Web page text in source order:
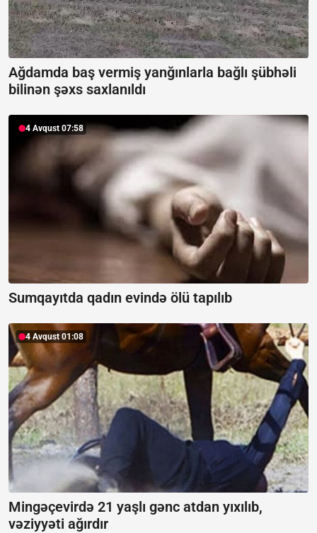
Ağdamda baş vermiş yanğınlarla bağlı şübhəli
bilinən şəxs saxlanıldı
4 Avqust 07:58
Sumqayıtda qadın evində ölü tapılıb
4 Avqust 01:08
Mingəçevirdə 21 yaşlı gənc atdan yıxılıb,
vəziyyəti ağırdır